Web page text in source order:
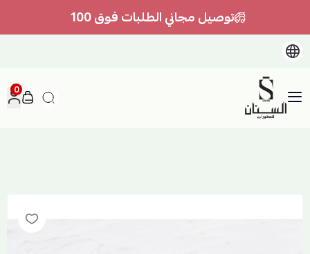
توصيل مجاني الطلبات فوق 100
السنان للعطور والعسل الطبيعي
0